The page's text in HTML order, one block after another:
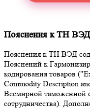
Пояснения к ТН
Пояснения к ТН ВЭД
Пояснений к
кодирования товаров
Commodity Description
Всемирной таможенной
сотрудничества).